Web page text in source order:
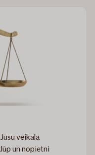
veikalā
un nopietni